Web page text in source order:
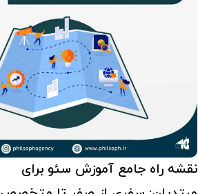
نقشه راه جامع آموزش سئو برای